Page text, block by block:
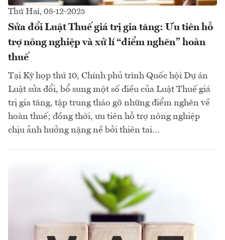
Thứ Hai, 08-12-2025
Sửa đổi Luật Thuế giá trị gia tăng: Ưu tiên hỗ
trợ nông nghiệp và xử lí “điểm nghẽn” hoàn
thuế
Tại Kỳ họp thứ 10, Chính phủ trình Quốc hội Dự án
Luật sửa đổi, bổ sung một số điều của Luật Thuế giá
trị gia tăng, tập trung tháo gỡ những điểm nghẽn về
hoàn thuế; đồng thời, ưu tiên hỗ trợ nông nghiệp
chịu ảnh hưởng nặng nề bởi thiên tai…